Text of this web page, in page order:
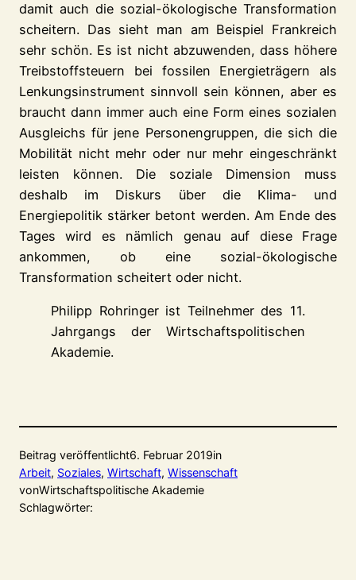
damit auch die sozial-ökologische Transformation
scheitern. Das sieht man am Beispiel Frankreich
sehr schön. Es ist nicht abzuwenden, dass höhere
Treibstoffsteuern bei fossilen Energieträgern als
Lenkungsinstrument sinnvoll sein können, aber es
braucht dann immer auch eine Form eines sozialen
Ausgleichs für jene Personengruppen, die sich die
Mobilität nicht mehr oder nur mehr eingeschränkt
leisten können. Die soziale Dimension muss
deshalb im Diskurs über die Klima- und
Energiepolitik stärker betont werden. Am Ende des
Tages wird es nämlich genau auf diese Frage
ankommen, ob eine sozial-ökologische
Transformation scheitert oder nicht.
Philipp Rohringer ist Teilnehmer des 11.
Jahrgangs der Wirtschaftspolitischen
Akademie.
Beitrag veröffentlicht6. Februar 2019in
Arbeit, Soziales, Wirtschaft, Wissenschaft
vonWirtschaftspolitische Akademie
Schlagwörter: